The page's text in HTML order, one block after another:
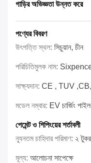
গাড়ির অভিজ্ঞতা উন্নত করে
পণ্যের বিবরণ
উৎপত্তি স্থল: সিচুয়ান, চীন
পরিচিতিমুলক নাম:
সাক্ষ্যদান: CE , TUV
মডেল নম্বার: EV চার্জিং
পেমেন্ট ও শিপিংয়ের শর্তাবলী
ন্যূনতম চাহিদার পরিমাণ: ২
মূল্য: আলোচনা সাপেক্ষে